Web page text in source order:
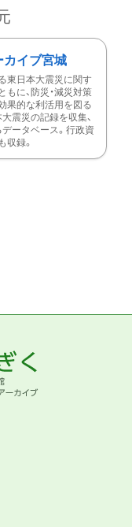
カイブ宮城
東日本大震災に関す
に、防災・減災対策
果的な利活用を図る
震災の記録を収集、
ータベース。行政資
収録。